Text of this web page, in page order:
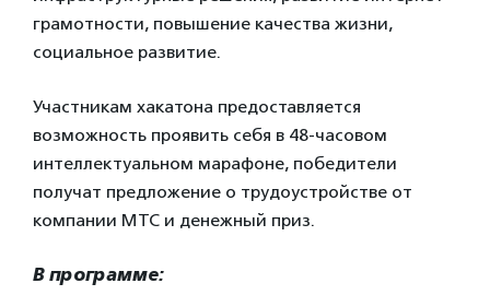
грамотности, повышение качества жизни,
социальное развитие.
Участникам хакатона предоставляется
возможность проявить себя в 48-часовом
интеллектуальном марафоне, победители
получат предложение о трудоустройстве от
компании МТС и денежный приз.
В программе: